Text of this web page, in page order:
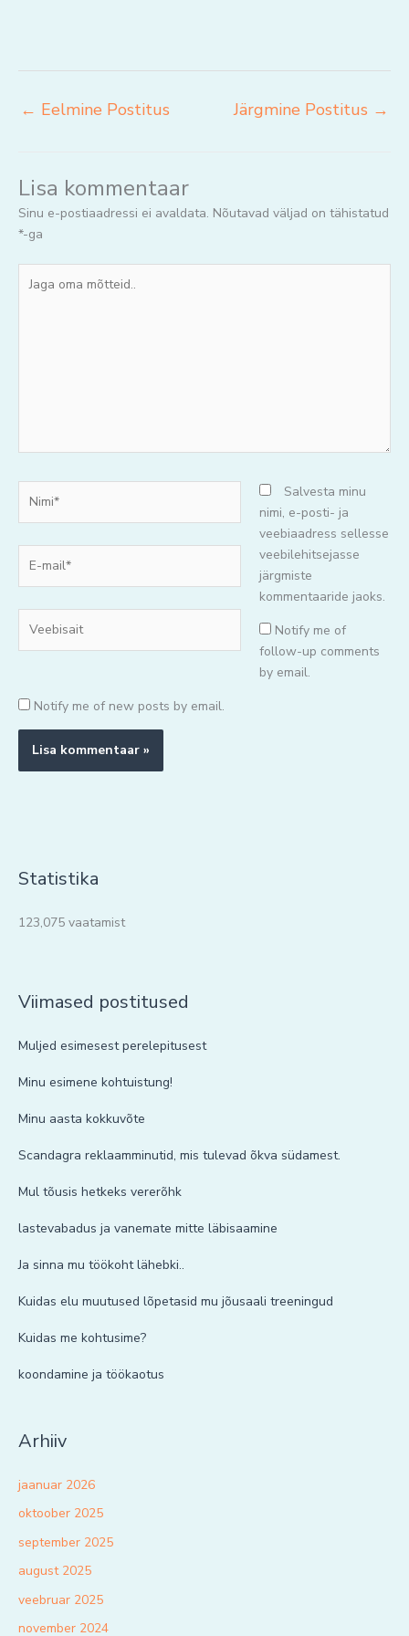
← Eelmine Postitus Järgmine Postitus →
Lisa kommentaar
Sinu e-postiaadressi ei avaldata. Nõutavad väljad on tähistatud
*-ga
oma
mail*
Salvesta minu
nimi, e-posti- ja
veebiaadress sellesse
veebilehitsejasse
järgmiste
kommentaaride jaoks.
Notify me of
follow-up comments
by email.
Notify me of new posts by email.
Statistika
123,075 vaatamist
Viimased postitused
Muljed esimesest perelepitusest
Minu esimene kohtuistung!
Minu aasta kokkuvõte
Scandagra reklaamminutid, mis tulevad õkva südamest.
Mul tõusis hetkeks vererõhk
lastevabadus ja vanemate mitte läbisaamine
Ja sinna mu töökoht lähebki..
Kuidas elu muutused lõpetasid mu jõusaali treeningud
Kuidas me kohtusime?
koondamine ja töökaotus
Arhiiv
jaanuar 2026
oktoober 2025
september 2025
august 2025
veebruar 2025
november 2024